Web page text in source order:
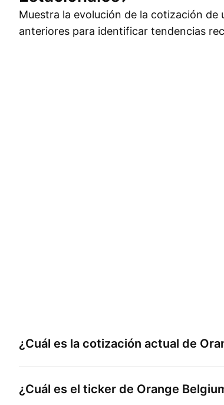
Muestra la evolución de la cotización de
anteriores para identificar tendencias
¿Cuál es la cotización actual de
¿Cuál es el ticker de Orange